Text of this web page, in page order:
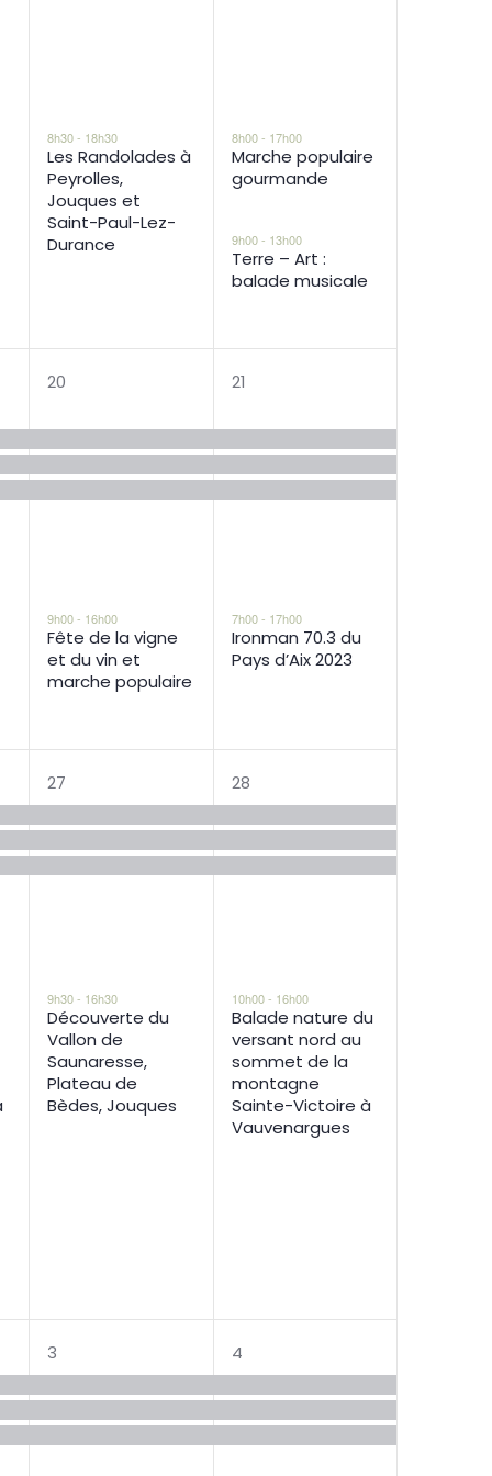
8h30- 18h30
Les Randolades à
Peyrolles,
Jouques et
Saint-Paul-Lez-
Durance
8h00- 17h00
Marche populaire
gourmande
9h00- 13h00
Terre – Art :
balade musicale
4
20
9h00- 16h00
Fête de la vigne
et du vin et
marche populaire
4
21
7h00- 17h00
Ironman 70.3 du
Pays d’Aix 2023
4
évènements,
27
9h30- 16h30
Découverte du
Vallon de
Saunaresse,
Plateau de
Bèdes, Jouques
4
évènements,
28
10h00- 16h00
Balade nature du
versant nord au
sommet de la
montagne
Sainte-Victoire à
Vauvenargues
5
évènements,
3
4
évènements,
4